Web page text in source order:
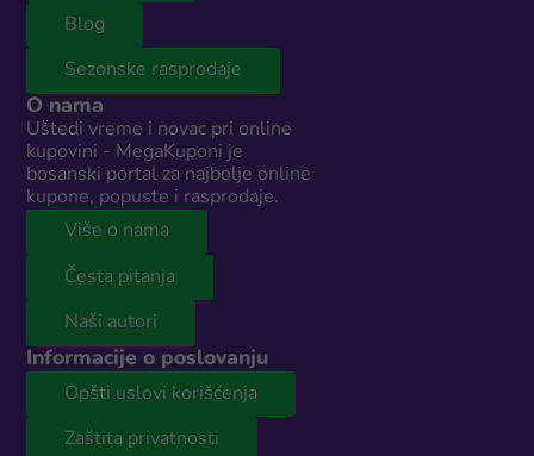
Blog
Sezonske rasprodaje
O nama
Uštedi vreme i novac pri online
kupovini - MegaKuponi je
bosanski portal za najbolje online
kupone, popuste i rasprodaje.
Više o nama
Česta pitanja
Naši autori
Informacije o poslovanju
Opšti uslovi korišćenja
Zaštita privatnosti